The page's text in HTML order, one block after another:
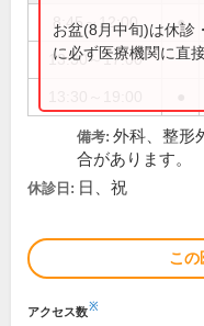
8:45～12:00 ●
13:30～17:00
お盆(8月中旬)は休診
に必ず医療機関に直
備考: 外科、整形
合があります。
休診日: 日、祝
この
アクセス数※